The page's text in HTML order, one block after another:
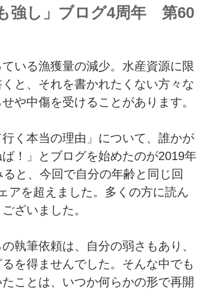
強し」ブログ4周年 第60
いる漁獲量の減少。水産資源に限
と、それを書かれたくない方々な
や中傷を受けることがあります。
く本当の理由」について、誰かが
ば！」とブログを始めたのが2019年
と、今回で自分の年齢と同じ回
アを超えました。多くの方に読ん
ざいました。
執筆依頼は、自分の弱さもあり、
を得ませんでした。そんな中でも
ことは、いつか何らかの形で再開